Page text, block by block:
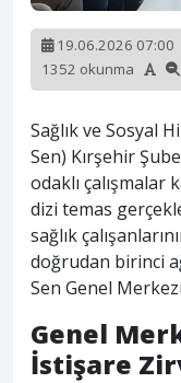
19.06.2026 07:00
1352 okunma
Sağlık ve Sosyal
Sen) Kırşehir
odaklı çalışmalar
dizi temas
sağlık
doğrudan birinci
Sen Genel
Genel
İstişare